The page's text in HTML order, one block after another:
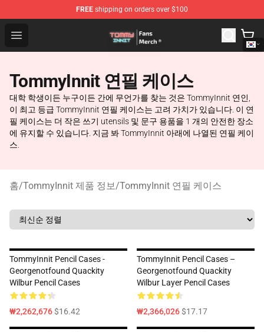
FREE shipping on orders over $100
Open menu
TommyInnit Store - Official TommyInnit Merchandise
TommyInnit 연필 케이스
대학 학생이든 누구이든 간에 무언가를 찾는 것은 TommyInnit 연인,
이 최고 등급 TommyInnit 연필 케이스는 고려 가치가 있습니다. 이 연
필 케이스는 더 작은 쓰기 utensils 및 문구 용품을 1 개의 안전한 장소
에 유지할 수 있습니다. 지금 봐 TommyInnit 아래에 나열된 연필 케이
스.
홈/TommyInnit 제품 정보/TommyInnit 연필 케이스
TommyInnit Pencil Cases -
Georgenotfound Quackity
Wilbur Pencil Cases
₩2,262,676$16.42
TommyInnit Pencil Cases –
Georgenotfound Quackity
Wilbur Layer Pencil Cases
₩2,366,026$17.17